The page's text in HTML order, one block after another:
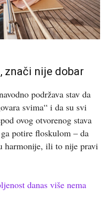
znači nije dobar
podržava stav da
svima“ i da su svi
ovog otvorenog stava
potire floskulom – da
harmonije, ili to nije pravi
danas više nema